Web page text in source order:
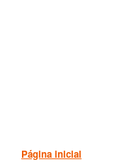
Página inicial